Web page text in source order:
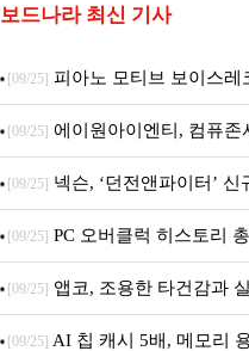
보드나라 최신 기사
[09/25] 피아노 모티브 보이스레
출시
[09/25] 에이원아이엔티, 컴퓨존
음.ZIP' 이벤트 진행
[09/25] 넥슨, ‘던전앤파이터’
데이트!
[09/25] PC 오버클럭 히스토리
특집(1-4편)
[09/25] 앱코, 조용한 타건감과
우스 세트 'KM580' 출시
[09/25] AI 칩 캐시 5배, 메모리